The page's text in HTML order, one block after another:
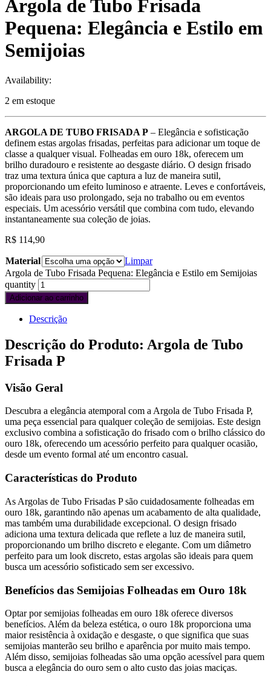
Argola de Tubo Frisada
Pequena: Elegância e Estilo em
Semijoias
Availability:
2 em estoque
ARGOLA DE TUBO FRISADA P – Elegância e sofisticação
definem estas argolas frisadas, perfeitas para adicionar um toque de
classe a qualquer visual. Folheadas em ouro 18k, oferecem um
brilho duradouro e resistente ao desgaste diário. O design frisado
traz uma textura única que captura a luz de maneira sutil,
proporcionando um efeito luminoso e atraente. Leves e confortáveis,
são ideais para uso prolongado, seja no trabalho ou em eventos
especiais. Um acessório versátil que combina com tudo, elevando
instantaneamente sua coleção de joias.
R$ 114,90
Material
Limpar
Argola de Tubo Frisada Pequena: Elegância e Estilo em Semijoias
quantity
Adicionar ao carrinho
Descrição
Descrição do Produto: Argola de Tubo
Frisada P
Visão Geral
Descubra a elegância atemporal com a Argola de Tubo Frisada P,
uma peça essencial para qualquer coleção de semijoias. Este design
exclusivo combina a sofisticação do frisado com o brilho clássico do
ouro 18k, oferecendo um acessório perfeito para qualquer ocasião,
desde um evento formal até um encontro casual.
Características do Produto
As Argolas de Tubo Frisadas P são cuidadosamente folheadas em
ouro 18k, garantindo não apenas um acabamento de alta qualidade,
mas também uma durabilidade excepcional. O design frisado
adiciona uma textura delicada que reflete a luz de maneira sutil,
proporcionando um brilho discreto e elegante. Com um diâmetro
perfeito para um look discreto, estas argolas são ideais para quem
busca um acessório sofisticado sem ser excessivo.
Benefícios das Semijoias Folheadas em Ouro 18k
Optar por semijoias folheadas em ouro 18k oferece diversos
benefícios. Além da beleza estética, o ouro 18k proporciona uma
maior resistência à oxidação e desgaste, o que significa que suas
semijoias manterão seu brilho e aparência por muito mais tempo.
Além disso, semijoias folheadas são uma opção acessível para quem
busca a elegância do ouro sem o alto custo das joias maciças.